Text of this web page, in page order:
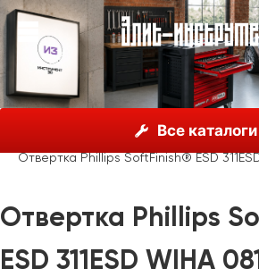
Все каталоги
Инструмент
Wiha SoftFinish® ESD
Отвертка Phillips SoftFinish® ESD
Отвертка Phillips
ESD 311ESD WIHA